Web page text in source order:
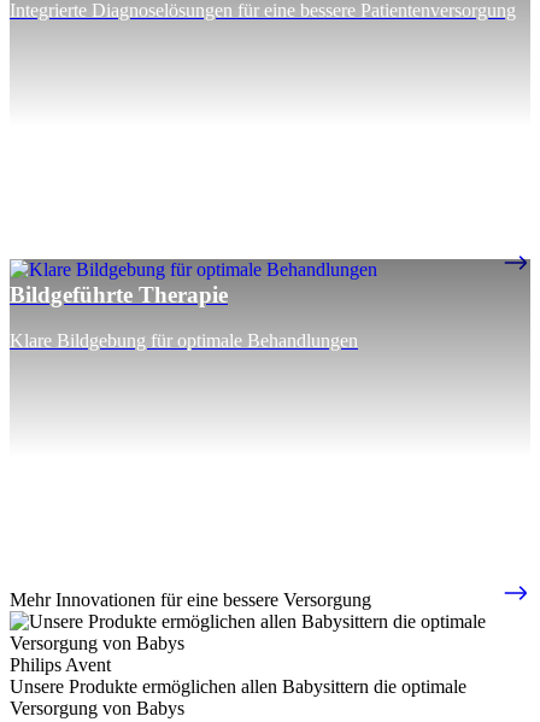
Integrierte Diagnoselösungen für eine bessere Patientenversorgung
Bildgeführte Therapie
Klare Bildgebung für optimale Behandlungen
Mehr Innovationen für eine bessere Versorgung
Philips Avent
Unsere Produkte ermöglichen allen Babysittern die optimale
Versorgung von Babys